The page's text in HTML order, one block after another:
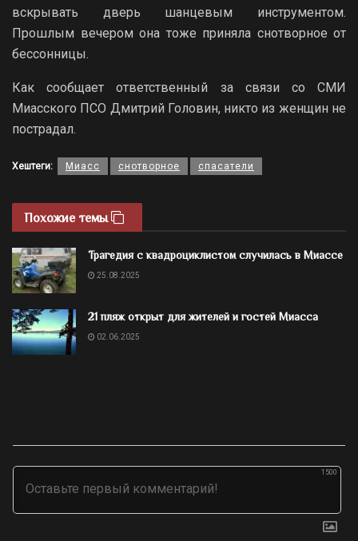
вскрывать дверь шанцевым инструментом.
Прошлым вечером она тоже приняла снотворное от
бессонницы.
Как сообщает ответственный за связи со СМИ
Миасского ПСО Дмитрий Головин, никто из женщин не
пострадал.
Хештеги: Миасс снотворное спасатели
Похожие темы
Трагедия с квадроциклистом случилась в Миассе
25.08.2025
21 пляж открыт для жителей и гостей Миасса
02.06.2025
1500